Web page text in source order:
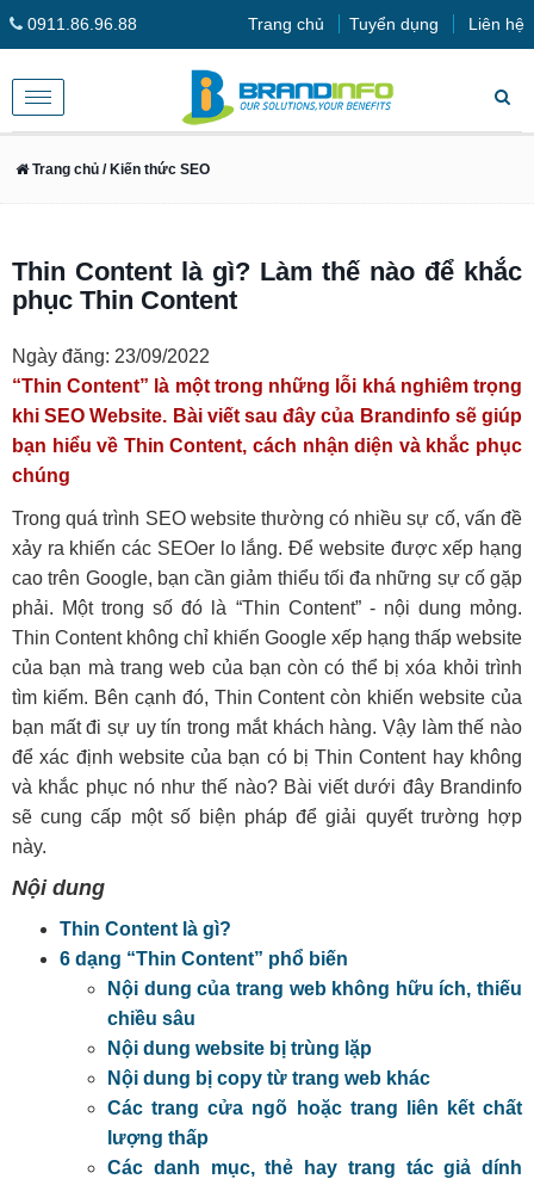
0911.86.96.88 Trang chủ Tuyển dụng Liên hệ
Toggle
navigation
Trang chủ / Kiến thức SEO
Thin Content là gì? Làm thế nào để khắc
phục Thin Content
Ngày đăng: 23/09/2022
“Thin Content” là một trong những lỗi khá nghiêm trọng
khi SEO Website. Bài viết sau đây của Brandinfo sẽ giúp
bạn hiểu về Thin Content, cách nhận diện và khắc phục
chúng
Trong quá trình SEO website thường có nhiều sự cố, vấn đề
xảy ra khiến các SEOer lo lắng. Để website được xếp hạng
cao trên Google, bạn cần giảm thiểu tối đa những sự cố gặp
phải. Một trong số đó là “Thin Content” - nội dung mỏng.
Thin Content không chỉ khiến Google xếp hạng thấp website
của bạn mà trang web của bạn còn có thể bị xóa khỏi trình
tìm kiếm. Bên cạnh đó, Thin Content còn khiến website của
bạn mất đi sự uy tín trong mắt khách hàng. Vậy làm thế nào
để xác định website của bạn có bị Thin Content hay không
và khắc phục nó như thế nào? Bài viết dưới đây Brandinfo
sẽ cung cấp một số biện pháp để giải quyết trường hợp
này.
Nội dung
Thin Content là gì?
6 dạng “Thin Content” phổ biến
Nội dung của trang web không hữu ích, thiếu
chiều sâu
Nội dung website bị trùng lặp
Nội dung bị copy từ trang web khác
Các trang cửa ngõ hoặc trang liên kết chất
lượng thấp
Các danh mục, thẻ hay trang tác giả dính